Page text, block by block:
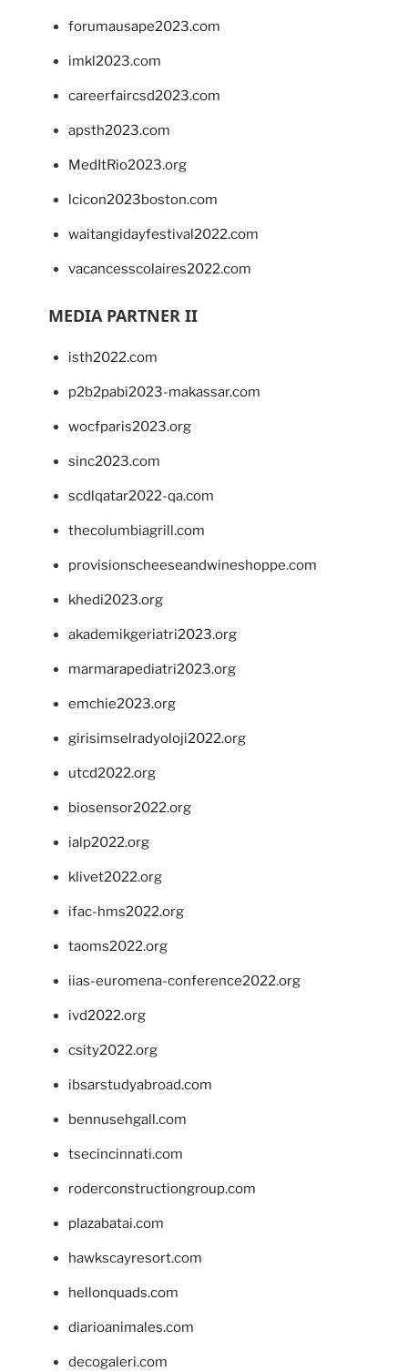
forumausape2023.com
imkl2023.com
careerfaircsd2023.com
apsth2023.com
MedItRio2023.org
lcicon2023boston.com
waitangidayfestival2022.com
vacancesscolaires2022.com
MEDIA PARTNER II
isth2022.com
p2b2pabi2023-makassar.com
wocfparis2023.org
sinc2023.com
scdlqatar2022-qa.com
thecolumbiagrill.com
provisionscheeseandwineshoppe.com
khedi2023.org
akademikgeriatri2023.org
marmarapediatri2023.org
emchie2023.org
girisimselradyoloji2022.org
utcd2022.org
biosensor2022.org
ialp2022.org
klivet2022.org
ifac-hms2022.org
taoms2022.org
iias-euromena-conference2022.org
ivd2022.org
csity2022.org
ibsarstudyabroad.com
bennusehgall.com
tsecincinnati.com
roderconstructiongroup.com
plazabatai.com
hawkscayresort.com
hellonquads.com
diarioanimales.com
decogaleri.com